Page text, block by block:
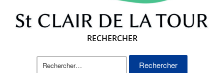
RECHERCHER
Rechercher :